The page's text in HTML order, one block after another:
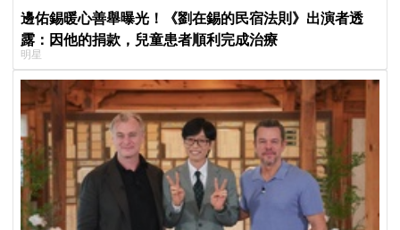
邊佑錫暖心善舉曝光！《劉在錫的民宿法則》出演者透
露：因他的捐款，兒童患者順利完成治療
明星